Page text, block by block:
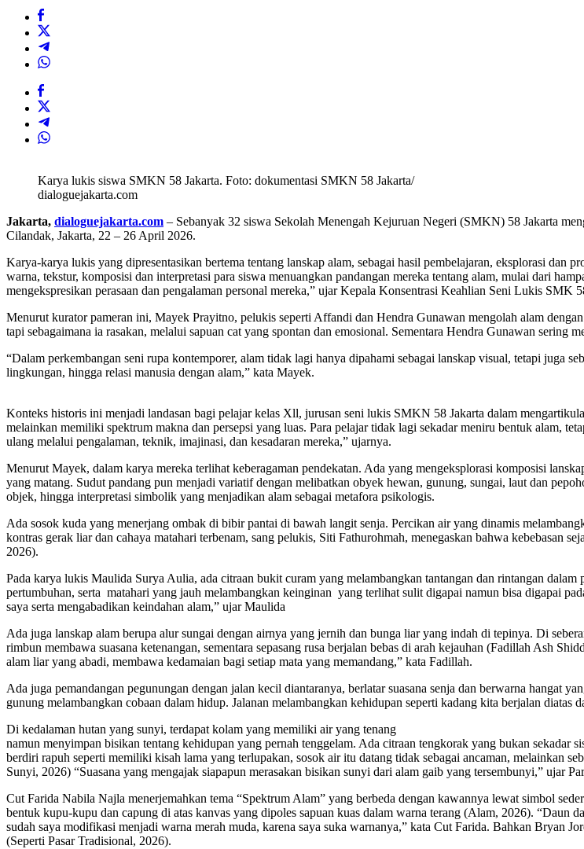
Karya lukis siswa SMKN 58 Jakarta. Foto: dokumentasi SMKN 58 Jakarta/
dialoguejakarta.com
Jakarta, dialoguejakarta.com – Sebanyak 32 siswa Sekolah Menengah Kejuruan Negeri (SMKN) 58 Jakarta
Cilandak, Jakarta, 22 – 26 April 2026.
Karya-karya lukis yang dipresentasikan bertema tentang lanskap alam, sebagai hasil pembelajaran, eksplorasi dan
warna, tekstur, komposisi dan interpretasi para siswa menuangkan pandangan mereka tentang alam, mulai dari
mengekspresikan perasaan dan pengalaman personal mereka,” ujar Kepala Konsentrasi Keahlian Seni Lukis SMK
Menurut kurator pameran ini, Mayek Prayitno, pelukis seperti Affandi dan Hendra Gunawan mengolah alam
tapi sebagaimana ia rasakan, melalui sapuan cat yang spontan dan emosional. Sementara Hendra Gunawan
“Dalam perkembangan seni rupa kontemporer, alam tidak lagi hanya dipahami sebagai lanskap visual, tetapi juga
lingkungan, hingga relasi manusia dengan alam,” kata Mayek.
Konteks historis ini menjadi landasan bagi pelajar kelas Xll, jurusan seni lukis SMKN 58 Jakarta dalam
melainkan memiliki spektrum makna dan persepsi yang luas. Para pelajar tidak lagi sekadar meniru bentuk alam,
ulang melalui pengalaman, teknik, imajinasi, dan kesadaran mereka,” ujarnya.
Menurut Mayek, dalam karya mereka terlihat keberagaman pendekatan. Ada yang mengeksplorasi komposisi
yang matang. Sudut pandang pun menjadi variatif dengan melibatkan obyek hewan, gunung, sungai, laut dan
objek, hingga interpretasi simbolik yang menjadikan alam sebagai metafora psikologis.
Ada sosok kuda yang menerjang ombak di bibir pantai di bawah langit senja. Percikan air yang dinamis
kontras gerak liar dan cahaya matahari terbenam, sang pelukis, Siti Fathurohmah, menegaskan bahwa kebebasan
2026).
Pada karya lukis Maulida Surya Aulia, ada citraan bukit curam yang melambangkan tantangan dan rintangan
pertumbuhan, serta matahari yang jauh melambangkan keinginan yang terlihat sulit digapai namun bisa digapai
saya serta mengabadikan keindahan alam,” ujar Maulida
Ada juga lanskap alam berupa alur sungai dengan airnya yang jernih dan bunga liar yang indah di tepinya. Di
rimbun membawa suasana ketenangan, sementara sepasang rusa berjalan bebas di arah kejauhan (Fadillah Ash
alam liar yang abadi, membawa kedamaian bagi setiap mata yang memandang,” kata Fadillah.
Ada juga pemandangan pegunungan dengan jalan kecil diantaranya, berlatar suasana senja dan berwarna hangat
gunung melambangkan cobaan dalam hidup. Jalanan melambangkan kehidupan seperti kadang kita berjalan diatas
Di kedalaman hutan yang sunyi, terdapat kolam yang memiliki air yang tenang
namun menyimpan bisikan tentang kehidupan yang pernah tenggelam. Ada citraan tengkorak yang bukan sekadar
berdiri rapuh seperti memiliki kisah lama yang terlupakan, sosok air itu datang tidak sebagai ancaman, melainkan
Sunyi, 2026) “Suasana yang mengajak siapapun merasakan bisikan sunyi dari alam gaib yang tersembunyi,” ujar
Cut Farida Nabila Najla menerjemahkan tema “Spektrum Alam” yang berbeda dengan kawannya lewat simbol
bentuk kupu-kupu dan capung di atas kanvas yang dipoles sapuan kuas dalam warna terang (Alam, 2026). “Daun
sudah saya modifikasi menjadi warna merah muda, karena saya suka warnanya,” kata Cut Farida. Bahkan Bryan
(Seperti Pasar Tradisional, 2026).